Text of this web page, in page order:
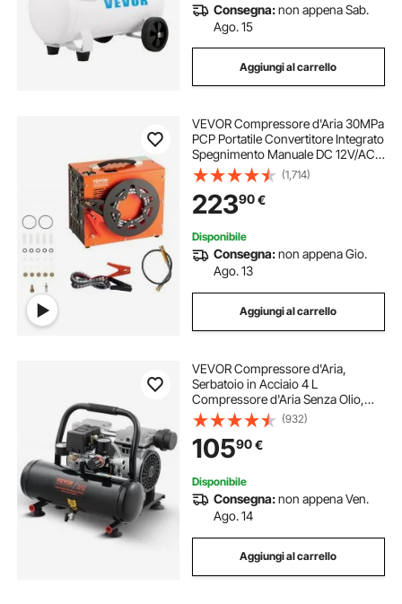
Consegna:non appena Sab.
Ago. 15
Aggiungi al carrello
VEVOR Compressore d'Aria 30MPa
PCP Portatile Convertitore Integrato
Spegnimento Manuale DC 12V/AC
230V, Compressore d'Aria Portatile
ad Alta Pressione Senza Acqua
Senza Olio per Pistola Aria
Compressa
(1,714)
22390€
Disponibile
Consegna:non appena Gio.
Ago. 13
Aggiungi al carrello
VEVOR Compressore d'Aria,
Serbatoio in Acciaio 4 L
Compressore d'Aria Senza Olio,
Compressore Portatile Ultra
Silenzioso da 68 dB per Riparazioni
Auto, Gonfiaggio Pneumatici,
Verniciatura a Spruzzo
(932)
10590€
Disponibile
Consegna:non appena Ven.
Ago. 14
Aggiungi al carrello